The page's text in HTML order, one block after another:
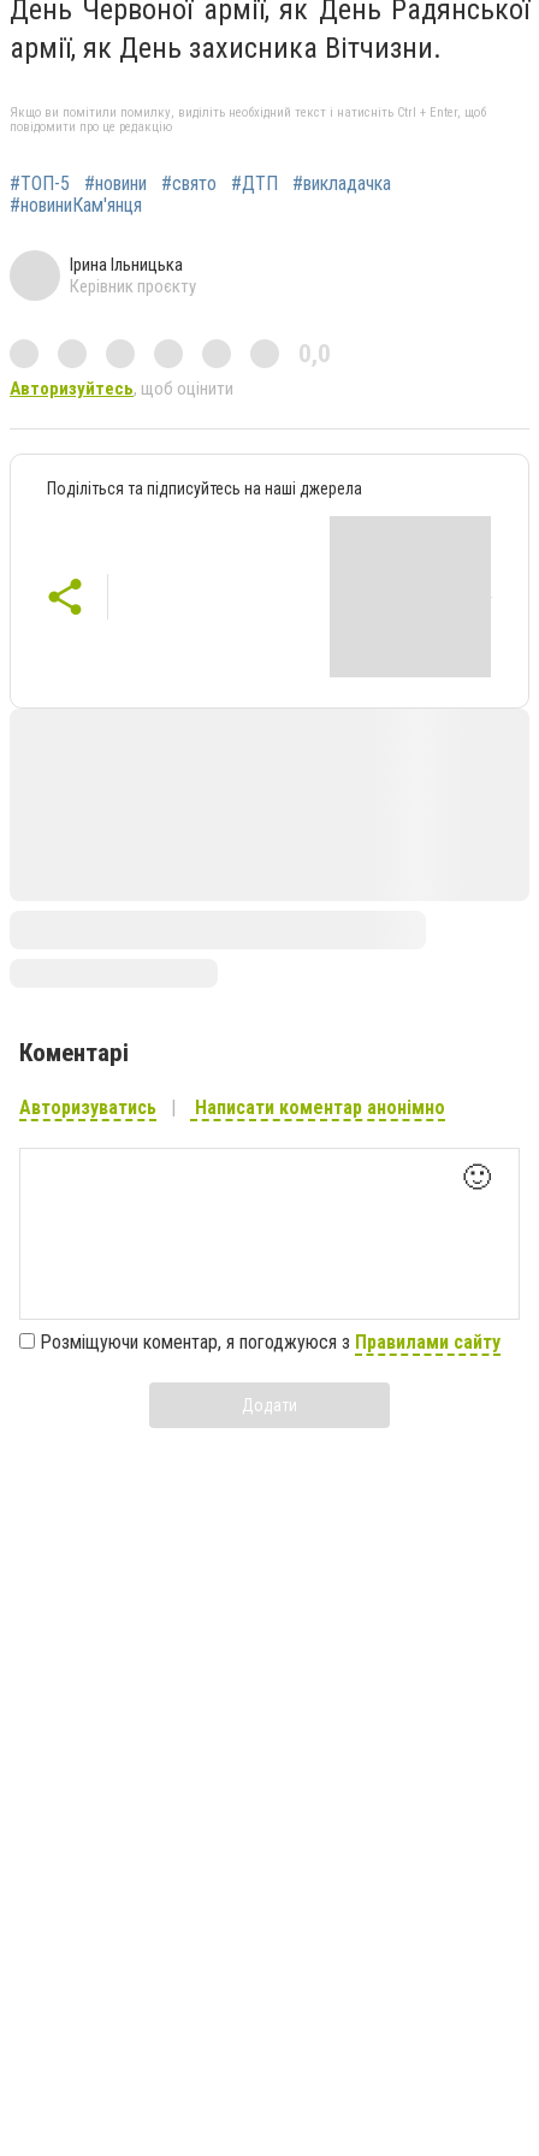
День Червоної армії, як День Радянської
армії, як День захисника Вітчизни.
Якщо ви помітили помилку, виділіть необхідний текст і натисніть Ctrl + Enter, щоб
повідомити про це редакцію
#ТОП-5 #новини #свято #ДТП
#викладачка
#новиниКам'янця
Ірина Ільницька
Керівник проєкту
0,0
Авторизуйтесь, щоб оцінити
Поділіться та підписуйтесь на наші джерела
Коментарі
Авторизуватись Написати коментар анонімно
🙂
Розміщуючи коментар, я погоджуюся з Правилами сайту
Додати